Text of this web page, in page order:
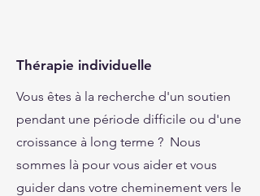
Thérapie individuelle
Vous êtes à la recherche d'un soutien
pendant une période difficile ou d'une
croissance à long terme ? Nous
sommes là pour vous aider et vous
guider dans votre cheminement vers le